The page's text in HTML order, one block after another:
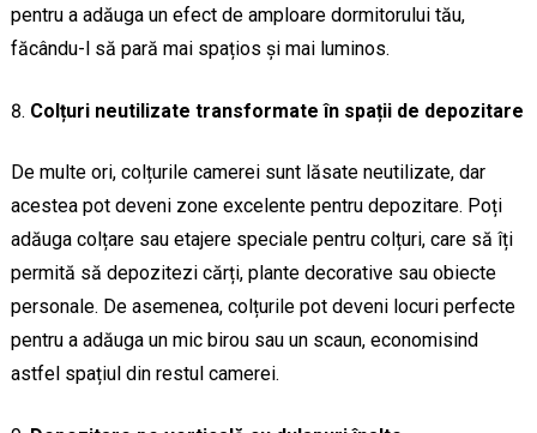
pentru a adăuga un efect de amploare dormitorului tău,
făcându-l să pară mai spațios și mai luminos.
Colțuri neutilizate transformate în spații de depozitare
De multe ori, colțurile camerei sunt lăsate neutilizate, dar
acestea pot deveni zone excelente pentru depozitare. Poți
adăuga colțare sau etajere speciale pentru colțuri, care să îți
permită să depozitezi cărți, plante decorative sau obiecte
personale. De asemenea, colțurile pot deveni locuri perfecte
pentru a adăuga un mic birou sau un scaun, economisind
astfel spațiul din restul camerei.